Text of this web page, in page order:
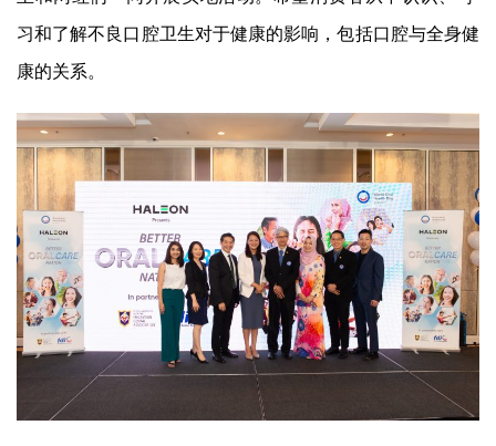
习和了解不良口腔卫生对于健康的影响，包括口腔与全身健
康的关系。